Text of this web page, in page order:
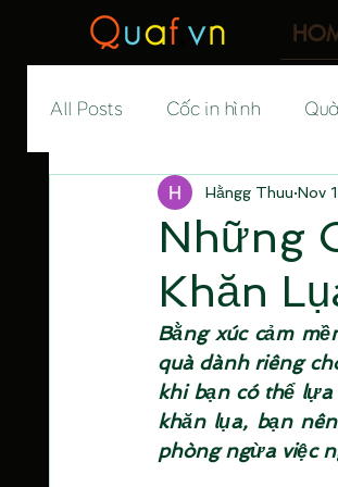
All Posts Cốc in hình
Quà sinh nhật Quà Noel
Quà Halloween Quà
Quà tặng sếp Quà
Quà tặng doanh nghiệp
Những
Khăn
Hằngg Thuu Nov
Bằng xúc cảm
quà dành riêng
khi bạn có thể
khăn lụa, bạn
phòng ngừa việc